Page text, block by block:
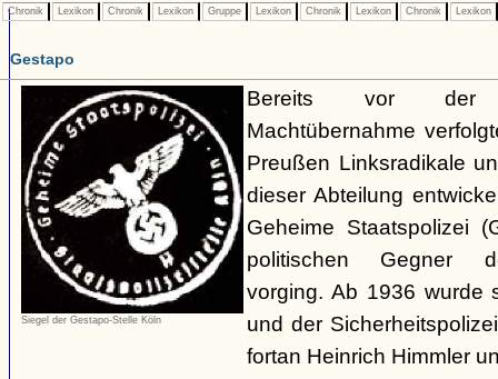
Chronik Lexikon Chronik Lexikon Gruppe Lexikon Chronik Lexikon Chronik Lexikon
Gestapo
Siegel der Gestapo-Stelle Köln
Bereits vor der
Machtübernahme
Preußen Linksradikale
dieser Abteilung
Geheime Staatspolizei
politischen Gegner
vorging. Ab 1936 wurde
und der
fortan Heinrich Himmler